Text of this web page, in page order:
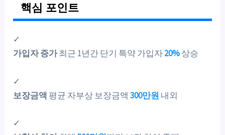
핵심 포인트
✓
가입자 증가최근 1년간 단기 특약 가입자20%상승
✓
보장금액 평균 자부상 보장금액300만원 내외
✓